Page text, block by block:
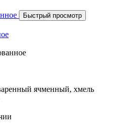
Быстрый просмотр
ячменный, хмель